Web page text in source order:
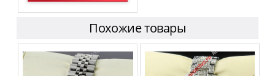
Похожие товары